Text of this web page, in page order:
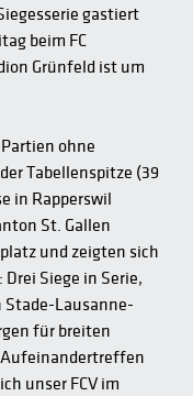
gastiert
beim FC
Grünfeld ist um
ohne
Tabellenspitze (39
in Rapperswil
St. Gallen
und zeigten sich
Siege in Serie,
Stade-Lausanne-
für breiten
Aufeinandertreffen
unser FCV im